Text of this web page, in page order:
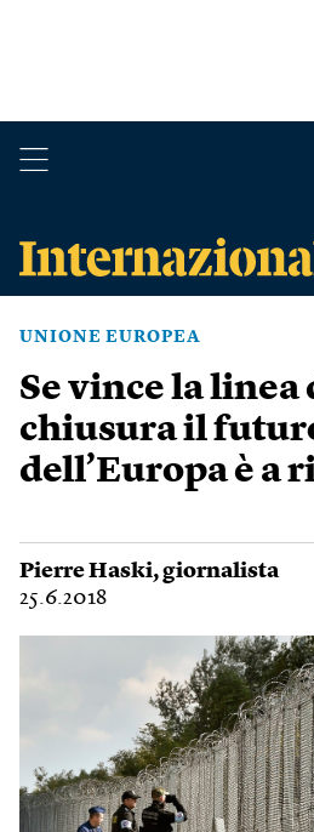
UNIONE EUROPEA
Se vince la linea
chiusura il
dell’Europa è a
Pierre Haski, giornalista
25.6.2018